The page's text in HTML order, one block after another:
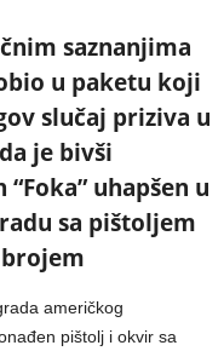
saznanjima
u paketu koji
slučaj priziva u
je bivši
uhapšen u
sa pištoljem
američkog
pištolj i okvir sa